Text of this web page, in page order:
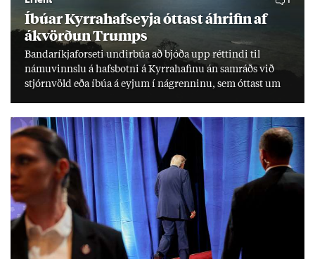
Íbú­ar Kyrra­hafs­eyja ótt­ast áhrif­in af
ákvörð­un Trumps
Banda­ríkja­for­seti und­ir­búa að bjóða upp rétt­indi til
námu­vinnslu á hafs­botni á Kyrra­haf­inu án sam­ráðs við
stjórn­völd eða íbúa á eyj­um í ná­grenn­inu, sem ótt­ast um